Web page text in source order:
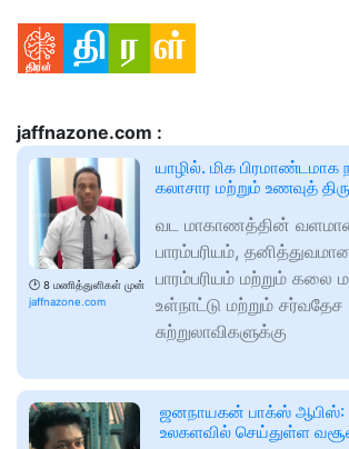
jaffnazone.com :
🕑 8 மணித்துளிகள் முன்
jaffnazone.com
யாழில். மிக
கலாசார மற்றும் உணவுத்
வட மாகாணத்தின்
பாரம்பரியம்,
பாரம்பரியம் மற்றும் கலை
உள்நாட்டு மற்றும் சர்வதேச
சுற்றுலாவிகளுக்கு
ஜனநாயகன் பாக்ஸ் ஆபிஸ்:
உலகளவில் செய்துள்ள